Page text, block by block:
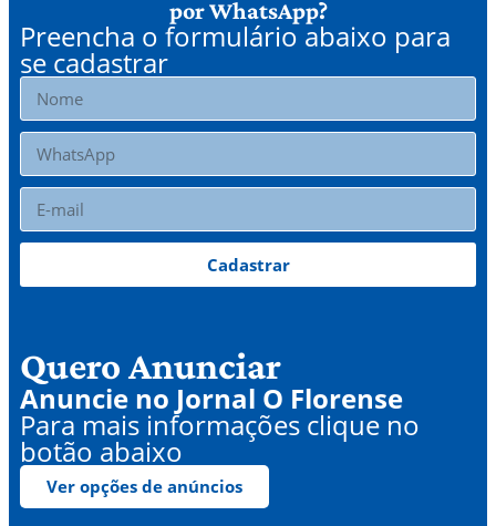
por WhatsApp?
Preencha o formulário abaixo para
se cadastrar
Cadastrar
Quero Anunciar
Anuncie no Jornal O Florense
Para mais informações clique no
botão abaixo
Ver opções de anúncios